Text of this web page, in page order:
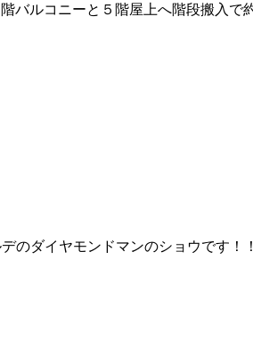
ルコニーと５階屋上へ階段搬入で
のダイヤモンドマンのショウです